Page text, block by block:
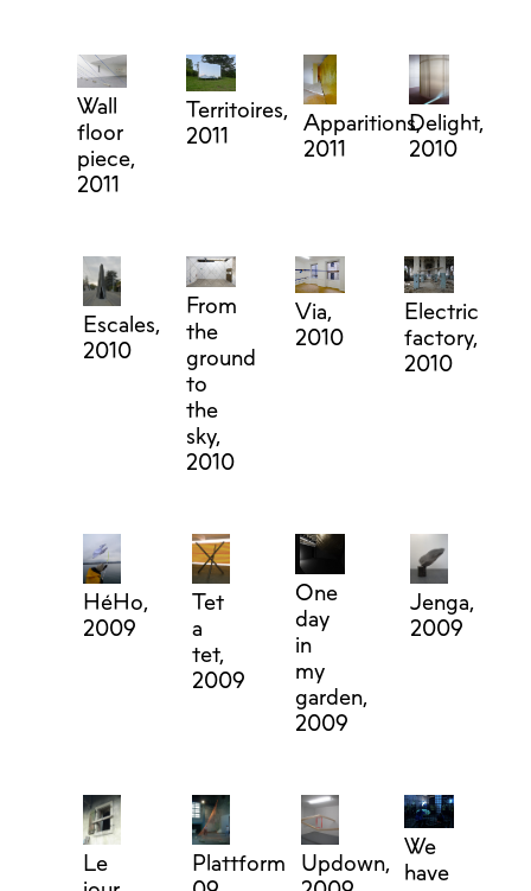
Wall
floor
piece,
2011
Territoires,
2011
Apparitions,
2011
Delight,
2010
Escales,
2010
From
the
ground
to
the
sky,
2010
Via,
2010
Electric
factory,
2010
HéHo,
2009
Tet
a
tet,
2009
One
day
in
my
garden,
2009
Jenga,
2009
Le
Plattform
Updown,
We
have